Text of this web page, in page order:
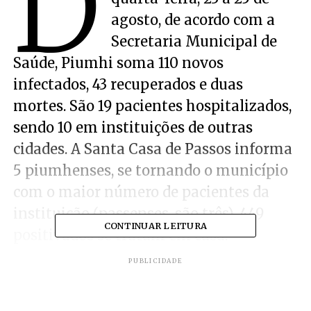
agosto, de acordo com a
Secretaria Municipal de
Saúde, Piumhi soma 110 novos
infectados, 43 recuperados e duas
mortes. São 19 pacientes hospitalizados,
sendo 10 em instituições de outras
cidades. A Santa Casa de Passos informa
5 piumhenses, se tornando o município
com o maior número de pacientes da
instituição (passenses, são três). 449
positivados se tratam em casa.
CONTINUAR LEITURA
PUBLICIDADE